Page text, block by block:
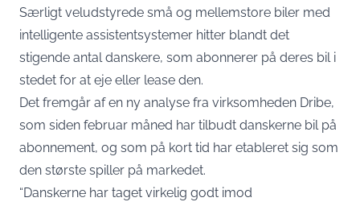
Særligt veludstyrede små og mellemstore biler med
intelligente assistentsystemer hitter blandt det
stigende antal danskere, som abonnerer på deres bil i
stedet for at eje eller lease den.
Det fremgår af en ny analyse fra virksomheden Dribe,
som siden februar måned har tilbudt danskerne bil på
abonnement, og som på kort tid har etableret sig som
den største spiller på markedet.
“Danskerne har taget virkelig godt imod